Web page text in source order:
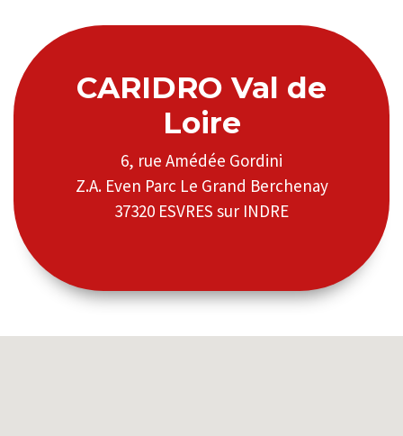
CARIDRO Val de
Loire
6, rue Amédée Gordini
Z.A. Even Parc Le Grand Berchenay
37320 ESVRES sur INDRE